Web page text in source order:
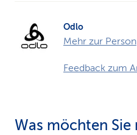
Odlo
Mehr zur Person
Feedback zum
Was möchten Sie